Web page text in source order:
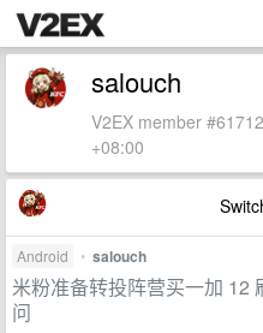
salouch
V2EX member
+08:00
Android • salouch
米粉准备转投阵营买一加 12
问